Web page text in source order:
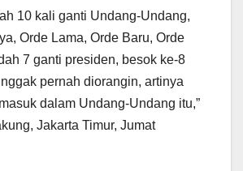
10 kali ganti Undang-Undang,
Orde Lama, Orde Baru, Orde
7 ganti presiden, besok ke-8
pernah diorangin, artinya
dalam Undang-Undang itu,”
Jakarta Timur, Jumat